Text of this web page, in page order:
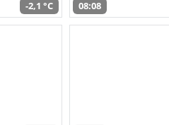
-2,1 °C 08:08